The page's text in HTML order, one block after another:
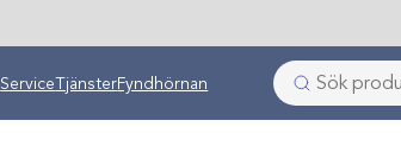
ServiceTjänsterFyndhörnan